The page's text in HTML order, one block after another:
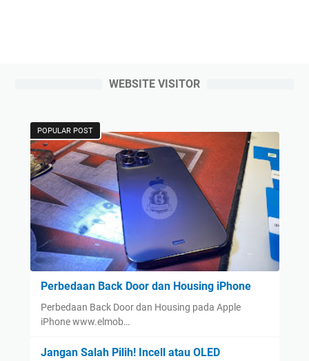
WEBSITE VISITOR
POPULAR POST
Perbedaan Back Door dan Housing iPhone
Perbedaan Back Door dan Housing pada Apple
iPhone www.elmob…
Jangan Salah Pilih! Incell atau OLED